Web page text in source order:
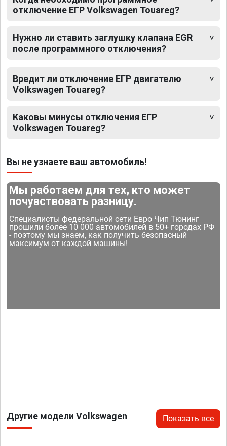
отключение ЕГР Volkswagen Touareg?
Нужно ли ставить заглушку клапана EGR
после программного отключения?
Вредит ли отключение ЕГР двигателю
Volkswagen Touareg?
Каковы минусы отключения ЕГР
Volkswagen Touareg?
Вы не узнаете ваш автомобиль!
Мы работаем для тех, кто может
почувствовать разницу.
Специалисты федеральной сети Евро Чип Тюнинг
прошили более 10 000 автомобилей в 50+ городах РФ
- поэтому мы знаем, как получить безопасный
максимум от каждой машины!
Другие модели Volkswagen Показать все